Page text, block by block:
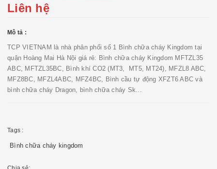
Liên hệ
Mô tả :
TCP VIETNAM là nhà phân phối số 1 Bình chữa cháy Kingdom tại
quận Hoàng Mai Hà Nội giá rẻ: Bình chữa cháy Kingdom MFTZL35
ABC, MFTZL35BC, Bình khí CO2 (MT3, MT5, MT24), MFZL8 ABC,
MFZ8BC, MFZL4ABC, MFZ4BC, Bình cầu tự động XFZT6 ABC và
bình chữa cháy Dragon, bình chữa cháy Sk...
Tags :
Bình chữa cháy kingdom